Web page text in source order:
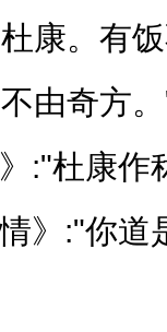
康。有
由奇方
:"杜康作
》:"你道